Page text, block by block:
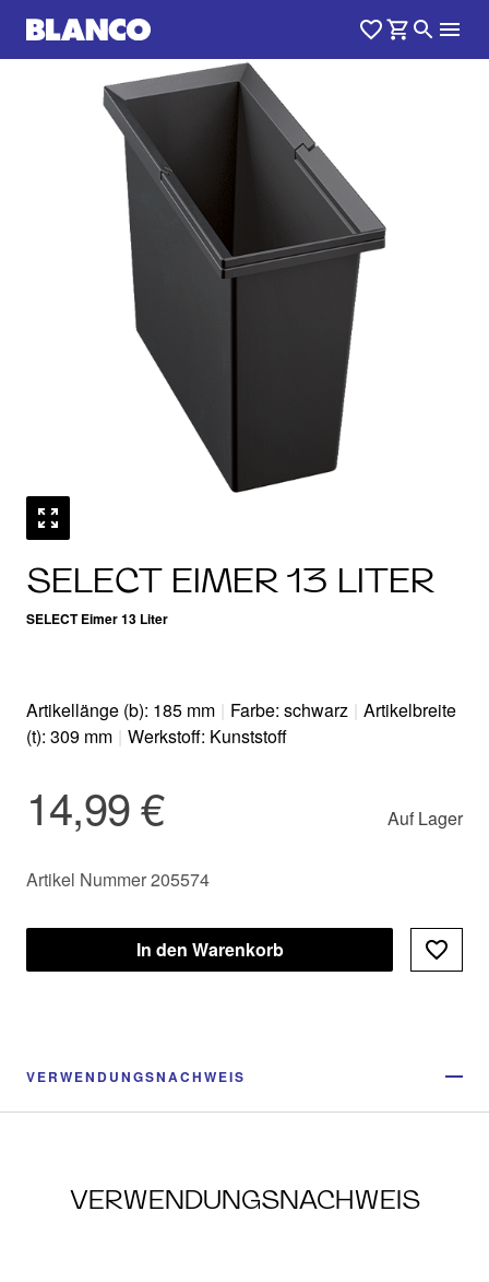
SELECT EIMER 13 LITER
SELECT Eimer 13 Liter
Artikellänge (b): 185 mm | Farbe: schwarz | Artikelbreite
(t): 309 mm | Werkstoff: Kunststoff
14,99 € Auf Lager
Artikel Nummer 205574
In den Warenkorb
VERWENDUNGSNACHWEIS
VERWENDUNGSNACHWEIS